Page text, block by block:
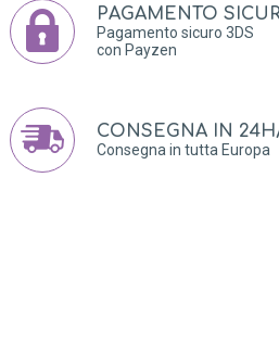
PAGAMENTO
Pagamento sicuro 3DS
con Payzen
CONSEGNA IN
Consegna in tutta Europa